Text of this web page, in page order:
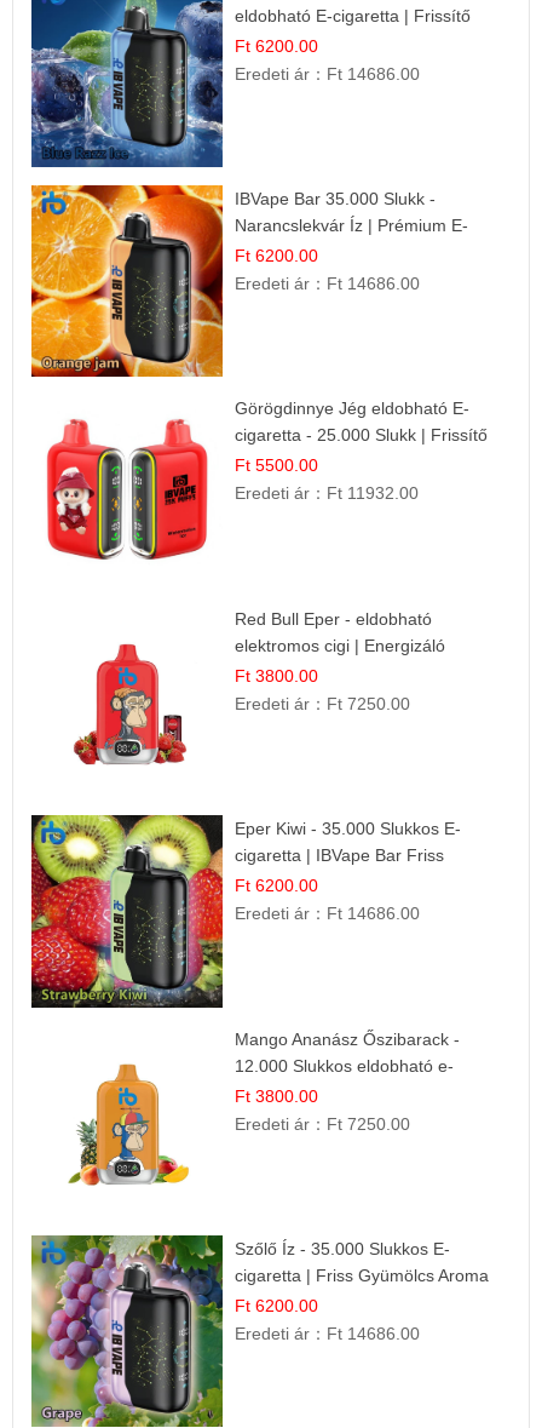
eldobható E-cigaretta | Frissítő
Ízélmény
Ft 6200.00
Eredeti ár： Ft 14686.00
IBVape Bar 35.000 Slukk -
Narancslekvár Íz | Prémium E-
cigaretta
Ft 6200.00
Eredeti ár： Ft 14686.00
Görögdinnye Jég eldobható E-
cigaretta - 25.000 Slukk | Frissítő
Nyári Íz
Ft 5500.00
Eredeti ár： Ft 11932.00
Red Bull Eper - eldobható
elektromos cigi | Energizáló
Gyümölcs Íz
Ft 3800.00
Eredeti ár： Ft 7250.00
Eper Kiwi - 35.000 Slukkos E-
cigaretta | IBVape Bar Friss
Gyümölcs Ízek
Ft 6200.00
Eredeti ár： Ft 14686.00
Mango Ananász Őszibarack -
12.000 Slukkos eldobható e-
Cigaretta
Ft 3800.00
Eredeti ár： Ft 7250.00
Szőlő Íz - 35.000 Slukkos E-
cigaretta | Friss Gyümölcs Aroma
Ft 6200.00
Eredeti ár： Ft 14686.00